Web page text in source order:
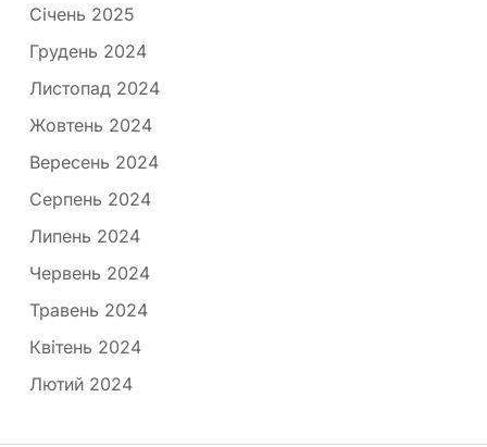
Січень 2025
Грудень 2024
Листопад 2024
Жовтень 2024
Вересень 2024
Серпень 2024
Липень 2024
Червень 2024
Травень 2024
Квітень 2024
Лютий 2024